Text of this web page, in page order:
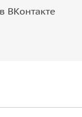
ВКонтакте